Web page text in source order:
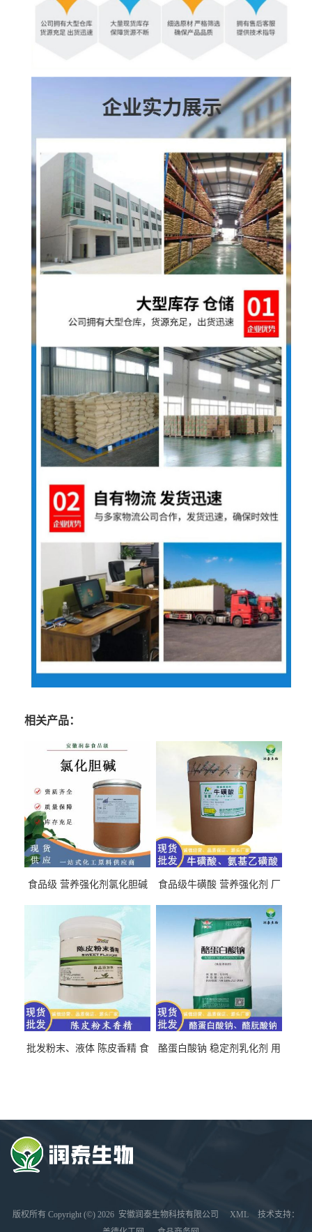
相关产品：
食品级 营养强化剂氯化胆碱
食品级牛磺酸 营养强化剂 厂
批发粉末、液体 陈皮香精 食
酪蛋白酸钠 稳定剂乳化剂 用
版权所有 Copyright (©) 2026 安徽润泰生物科技有限公司 XML
技术支持：